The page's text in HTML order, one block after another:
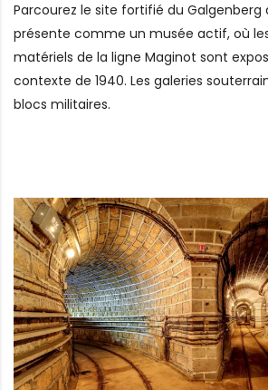
Parcourez le site fortifié du Galgenberg
présente comme un musée actif, où
matériels de la ligne Maginot sont
contexte de 1940. Les galeries
blocs militaires.